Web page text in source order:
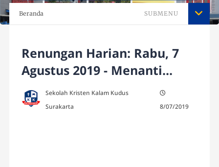
Beranda SUBMENU
Renungan Harian: Rabu, 7
Agustus 2019 - Menanti...
Sekolah Kristen Kalam Kudus
Surakarta
8/07/2019